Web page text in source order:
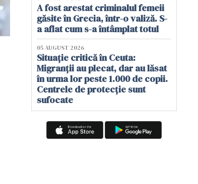
A fost arestat criminalul femeii
găsite în Grecia, într-o valiză. S-
a aflat cum s-a întâmplat totul
05 AUGUST 2026
Situație critică în Ceuta:
Migranții au plecat, dar au lăsat
în urma lor peste 1.000 de copii.
Centrele de protecție sunt
sufocate